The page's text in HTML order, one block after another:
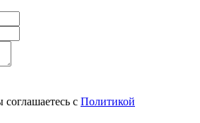
с Политикой